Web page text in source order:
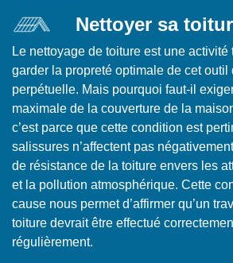
Nettoyer sa
Le nettoyage de toiture est une
garder la propreté optimale de cet outil
perpétuelle. Mais pourquoi faut-il
maximale de la couverture de la
c’est parce que cette condition est
salissures n’affectent pas
de résistance de la toiture envers les
et la pollution atmosphérique. Cette
cause nous permet d’affirmer qu’un
toiture devrait être effectué
régulièrement.